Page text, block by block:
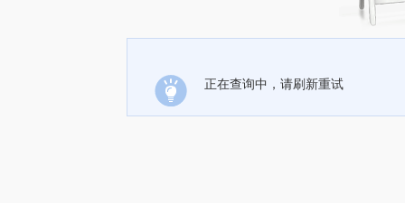
正在查询中，请刷新重试